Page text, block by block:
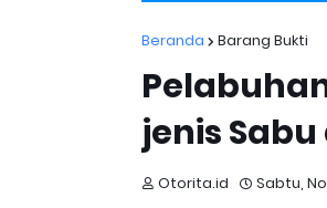
SPORT OTORITA
Beranda Barang Bukti
jenis
Otorita.id Sabtu,